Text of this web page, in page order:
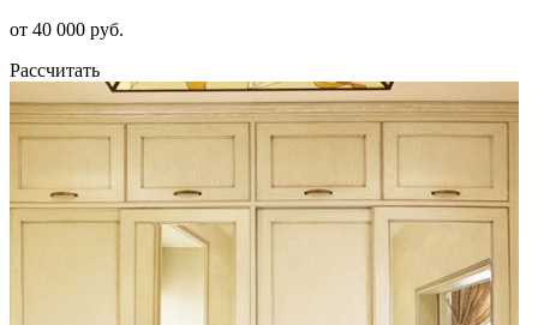
от 40 000 руб.
Рассчитать